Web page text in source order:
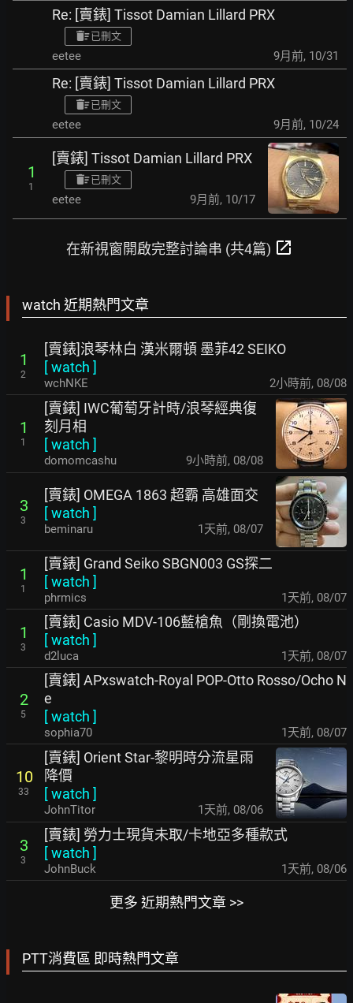
Re: [賣錶] Tissot Damian Lillard PRX
已刪文
eetee 9月前, 10/31
Re: [賣錶] Tissot Damian Lillard PRX
已刪文
eetee 9月前, 10/24
1
1
[賣錶] Tissot Damian Lillard PRX
已刪文
eetee 9月前, 10/17
在新視窗開啟完整討論串 (共4篇) open_in_new
watch 近期熱門文章
1
2
[賣錶]浪琴林白 漢米爾頓 墨菲42 SEIKO
[watch ]
wchNKE 2小時前, 08/08
1
1
[賣錶] IWC葡萄牙計時/浪琴經典復
刻月相
[watch ]
domomcashu 9小時前, 08/08
3
3
[賣錶] OMEGA 1863 超霸 高雄面交
[watch ]
beminaru 1天前, 08/07
1
1
[賣錶] Grand Seiko SBGN003 GS探二
[watch ]
phrmics 1天前, 08/07
1
3
[賣錶] Casio MDV-106藍槍魚（剛換電池）
[watch ]
d2luca 1天前, 08/07
2
5
[賣錶] APxswatch-Royal POP-Otto Rosso/Ocho N
e
[watch ]
sophia70 1天前, 08/07
10
33
[賣錶] Orient Star-黎明時分流星雨
降價
[watch ]
JohnTitor 1天前, 08/06
3
3
[賣錶] 勞力士現貨未取/卡地亞多種款式
[watch ]
JohnBuck 1天前, 08/06
更多 近期熱門文章 >>
PTT消費區 即時熱門文章